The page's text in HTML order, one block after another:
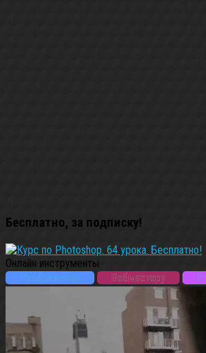
Бесплатно, за подписку!
Онлайн инструменты
Изображения
Вебмастеру